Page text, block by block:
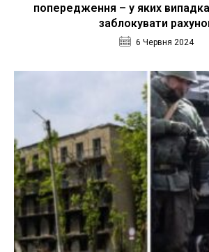
попередження – у яких
заблокувати
6 Червня 2024